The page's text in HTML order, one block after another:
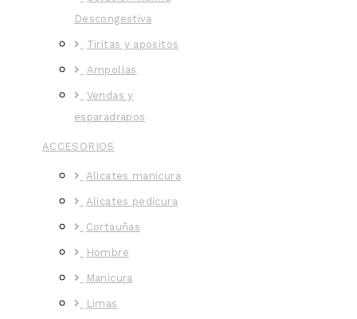
Descongestiva
Tiritas y apositos
Ampollas
Vendas y
esparadrapos
ACCESORIOS
Alicates manicura
Alicates pedicura
Cortauñas
Hombre
Manicura
Limas